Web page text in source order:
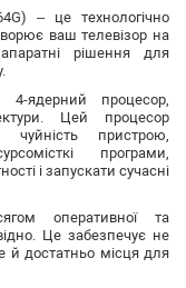
– це технологічно
ваш телевізор на
рішення для
ядерний процесор,
Цей процесор
чуйність пристрою,
програми,
і запускати сучасні
оперативної та
Це забезпечує не
й достатньо місця для